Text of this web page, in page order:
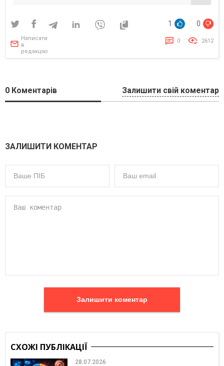
1 0
Написати
в
редакцію
0 2612
0 Коментарів Залишити свій коментар
ЗАЛИШИТИ КОМЕНТАР
Залишити коментар
СХОЖІ ПУБЛІКАЦІЇ
28.07.2026